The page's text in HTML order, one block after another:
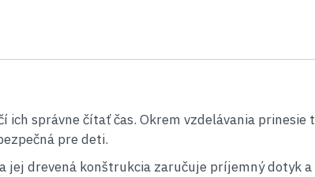
správne čítať čas. Okrem vzdelávania prinesie
pre deti.
drevená konštrukcia zaručuje príjemný dotyk a